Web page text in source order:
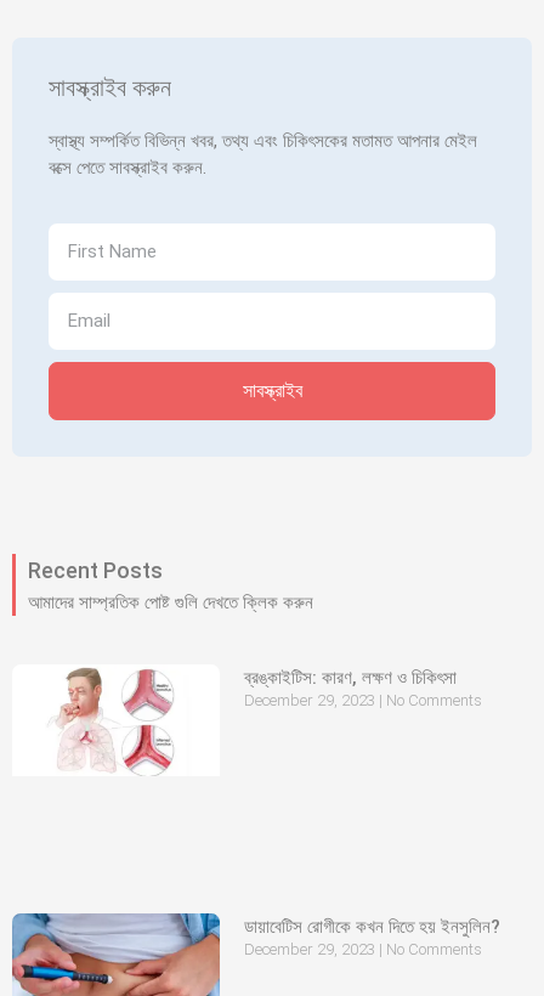
সাবস্ক্রাইব করুন
স্বাস্থ্য সম্পর্কিত বিভিন্ন খবর, তথ্য এবং চিকিৎসকের মতামত আপনার মেইল
বক্সে পেতে সাবস্ক্রাইব করুন.
সাবস্ক্রাইব
Recent Posts
আমাদের সাম্প্রতিক পোষ্ট গুলি দেখতে ক্লিক করুন
ব্রঙ্কাইটিস: কারণ, লক্ষণ ও চিকিৎসা
December 29, 2023 No Comments
ডায়াবেটিস রোগীকে কখন দিতে হয় ইনসুলিন?
December 29, 2023 No Comments